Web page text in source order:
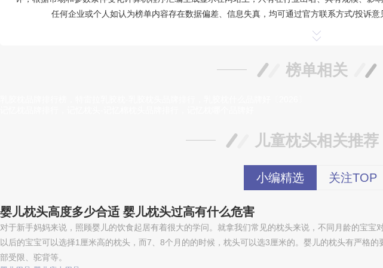
任何企业或个人如认为榜单内容存在数据偏差、信息失真，均可通过官方联系方式/投诉意
榜单相关
儿童枕头相关推荐
小编精选 关注TOP
婴儿枕头高度多少合适 婴儿枕头过高有什么危害
对于新手妈妈来说，照顾婴儿的饮食起居有着很大的学问。就拿我们常见的枕头来说，不同月龄的宝
以后的宝宝可以选择1厘米高的枕头，而7、8个月的的时候，枕头可以选3厘米的。婴儿的枕头有严格
部受限、驼背等。